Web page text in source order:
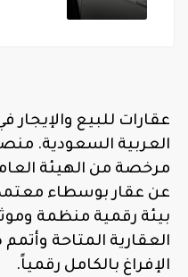
عقارات للبيع
العربية السعودية.
مرخصة من الهيئة
عن عقار بوسطاء
بيئة رقمية منظمة
العقارية المتاحة
الإفراغ بالكامل رقمياً.